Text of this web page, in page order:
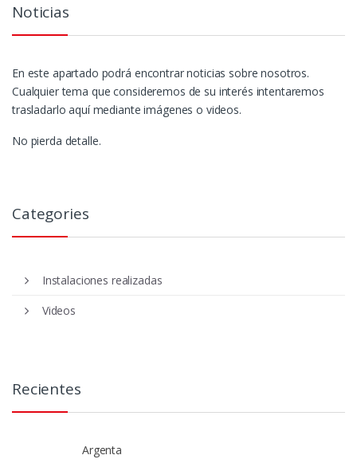
Noticias
En este apartado podrá encontrar noticias sobre nosotros.
Cualquier tema que consideremos de su interés intentaremos
trasladarlo aquí mediante imágenes o videos.
No pierda detalle.
Categories
Instalaciones realizadas
Videos
Recientes
Argenta